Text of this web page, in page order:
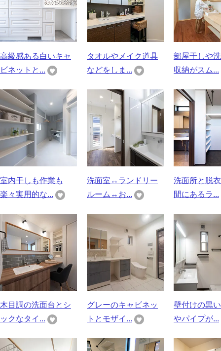
高級感ある白いキャ
ビネットと...
タオルやメイク道具
などをしま...
部屋干しや
収納がスム...
室内干しも作業も
楽々実用的な...
洗面室↔ランドリー
ルーム↔お...
洗面所と脱
間にあるラ...
木目調の洗面台とシ
ックなタイ...
グレーのキャビネッ
トとモザイ...
壁付けの黒
やパイプが...